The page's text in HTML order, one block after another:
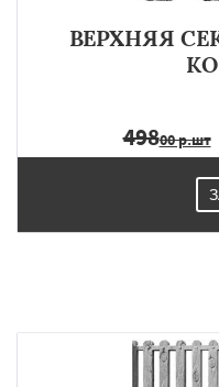
ВЕРХНЯЯ
49800 р.шт